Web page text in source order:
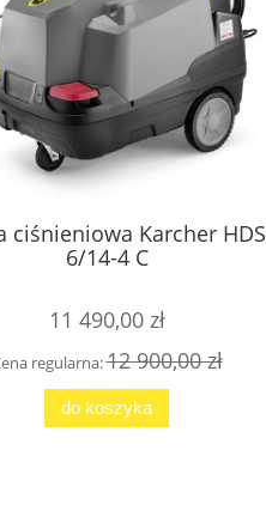
ciśnieniowa Karcher HDS
6/14-4 C
11 490,00 zł
regularna:12 900,00 zł
do koszyka